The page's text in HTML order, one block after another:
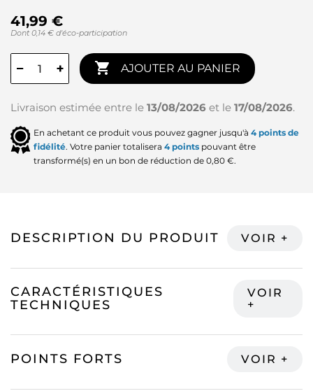
41,99 €
Dont 0,14 € d'éco-participation
− +  AJOUTER AU PANIER
Livraison estimée entre le 13/08/2026 et le 17/08/2026.
En achetant ce produit vous pouvez gagner jusqu'à 4points de
fidélité. Votre panier totalisera 4points pouvant être
transformé(s) en un bon de réduction de 0,80 €.
DESCRIPTION DU PRODUIT
CARACTÉRISTIQUES
TECHNIQUES
POINTS FORTS